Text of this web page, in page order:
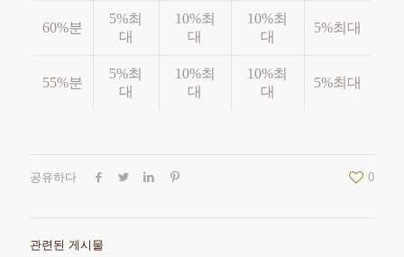
60%분
5%최
대
10%최
대
10%최
대
5%최대
55%분
5%최
대
10%최
대
10%최
대
5%최대
공유하다 0
관련된 게시물